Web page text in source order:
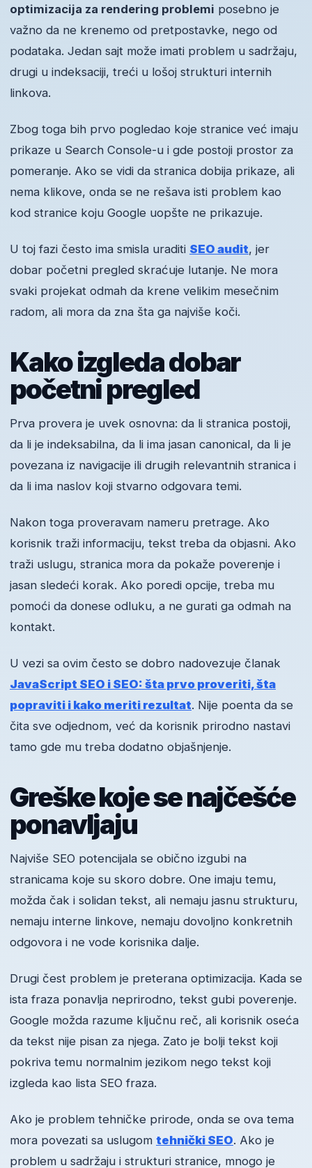
optimizacija za rendering problemi posebno je
važno da ne krenemo od pretpostavke, nego od
podataka. Jedan sajt može imati problem u sadržaju,
drugi u indeksaciji, treći u lošoj strukturi internih
linkova.
Zbog toga bih prvo pogledao koje stranice već imaju
prikaze u Search Console-u i gde postoji prostor za
pomeranje. Ako se vidi da stranica dobija prikaze, ali
nema klikove, onda se ne rešava isti problem kao
kod stranice koju Google uopšte ne prikazuje.
U toj fazi često ima smisla uraditi SEO audit, jer
dobar početni pregled skraćuje lutanje. Ne mora
svaki projekat odmah da krene velikim mesečnim
radom, ali mora da zna šta ga najviše koči.
Kako izgleda dobar
početni pregled
Prva provera je uvek osnovna: da li stranica postoji,
da li je indeksabilna, da li ima jasan canonical, da li je
povezana iz navigacije ili drugih relevantnih stranica i
da li ima naslov koji stvarno odgovara temi.
Nakon toga proveravam nameru pretrage. Ako
korisnik traži informaciju, tekst treba da objasni. Ako
traži uslugu, stranica mora da pokaže poverenje i
jasan sledeći korak. Ako poredi opcije, treba mu
pomoći da donese odluku, a ne gurati ga odmah na
kontakt.
U vezi sa ovim često se dobro nadovezuje članak
JavaScript SEO i SEO: šta prvo proveriti, šta
popraviti i kako meriti rezultat. Nije poenta da se
čita sve odjednom, već da korisnik prirodno nastavi
tamo gde mu treba dodatno objašnjenje.
Greške koje se najčešće
ponavljaju
Najviše SEO potencijala se obično izgubi na
stranicama koje su skoro dobre. One imaju temu,
možda čak i solidan tekst, ali nemaju jasnu strukturu,
nemaju interne linkove, nemaju dovoljno konkretnih
odgovora i ne vode korisnika dalje.
Drugi čest problem je preterana optimizacija. Kada se
ista fraza ponavlja neprirodno, tekst gubi poverenje.
Google možda razume ključnu reč, ali korisnik oseća
da tekst nije pisan za njega. Zato je bolji tekst koji
pokriva temu normalnim jezikom nego tekst koji
izgleda kao lista SEO fraza.
Ako je problem tehničke prirode, onda se ova tema
mora povezati sa uslugom tehnički SEO. Ako je
problem u sadržaju i strukturi stranice, mnogo je